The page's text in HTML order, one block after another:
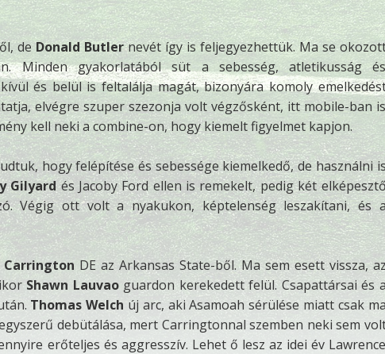
deDonald Butlernevét így is feljegyezhettük. Ma se
Minden gyakorlatából süt a sebesség, atletikusság és
és belül is feltalálja magát, bizonyára komoly
elvégre szuper szezonja volt végzősként, itt mobile-ban is
kell neki a combine-on, hogy kiemelt figyelmet kapjon.
hogy felépítése és sebessége kiemelkedő, de használni is
Gilyardés Jacoby Ford ellen is remekelt, pedig két
Végig ott volt a nyakukon, képtelenség leszakítani, és
Carrington DE az Arkansas State-ből. Ma sem esett vissza, az
Shawn Lauvaoguardon kerekedett felül. Csapattársai és
Thomas Welch új arc, aki Asamoah sérülése miatt csak
debütálása, mert Carringtonnal szemben neki sem
erőteljes és aggresszív. Lehet ő lesz az idei év Lawrence